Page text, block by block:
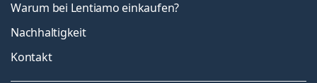
Warum bei Lentiamo einkaufen?
Nachhaltigkeit
Kontakt